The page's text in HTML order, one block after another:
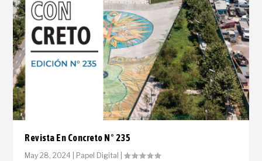
Revista En Concreto N° 235
May 28, 2024 Papel Digital |